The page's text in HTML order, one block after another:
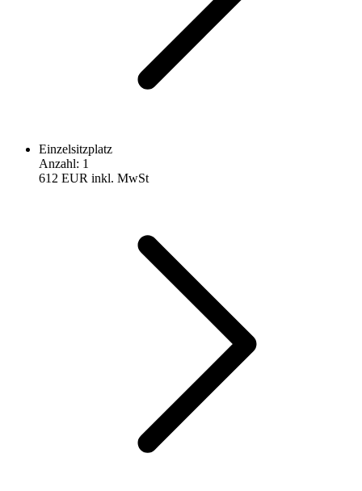
Einzelsitzplatz
Anzahl: 1
612 EUR inkl. MwSt